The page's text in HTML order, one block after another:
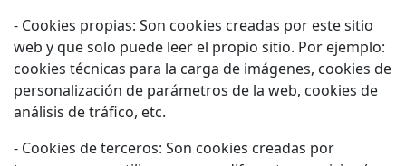
- Cookies propias: Son cookies creadas por este sitio
web y que solo puede leer el propio sitio. Por ejemplo:
cookies técnicas para la carga de imágenes, cookies de
personalización de parámetros de la web, cookies de
análisis de tráfico, etc.
- Cookies de terceros: Son cookies creadas por